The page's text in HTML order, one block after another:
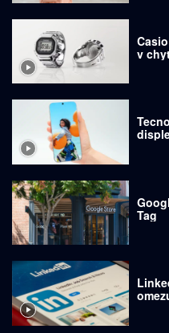
v
Tag